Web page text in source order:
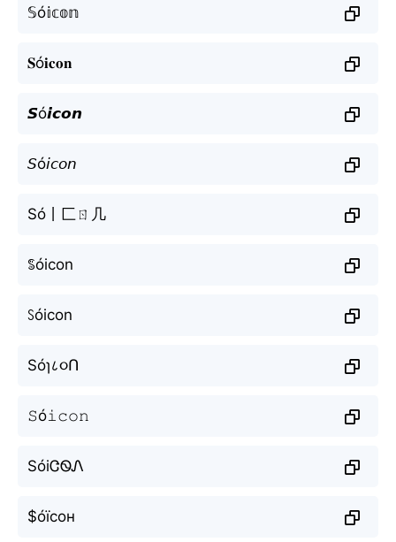
𝕊ó𝕚𝕔𝕠𝕟
𝐒ó𝐢𝐜𝐨𝐧
𝙎ó𝙞𝙘𝙤𝙣
𝘚ó𝘪𝘤𝘰𝘯
Só丨匚ㄖ几
ꌚóicon
ꇙóicon
Sóɿ८૦Ո
𝚂ó𝚒𝚌𝚘𝚗
SóiᏣᏫᏁ
$óїсон